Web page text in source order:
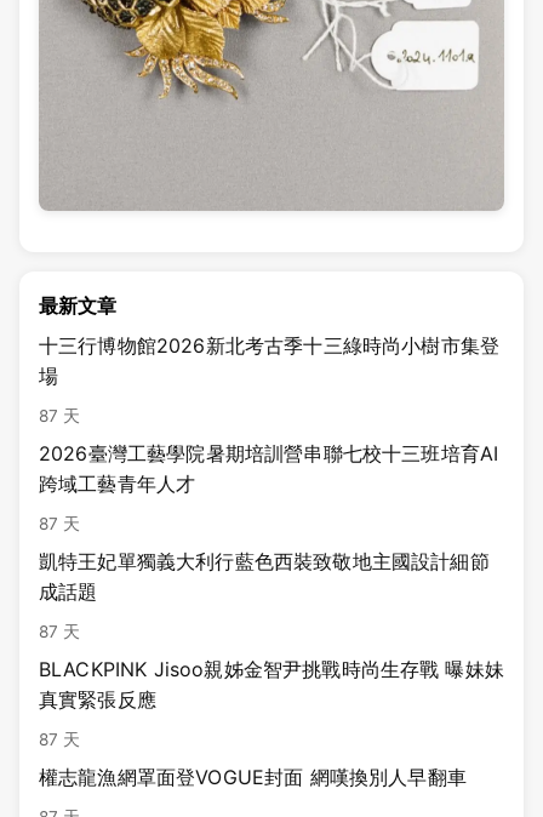
最新文章
十三行博物館2026新北考古季十三綠時尚小樹市集登
場
87 天
2026臺灣工藝學院暑期培訓營串聯七校十三班培育AI
跨域工藝青年人才
87 天
凱特王妃單獨義大利行藍色西裝致敬地主國設計細節
成話題
87 天
BLACKPINK Jisoo親姊金智尹挑戰時尚生存戰 曝妹妹
真實緊張反應
87 天
權志龍漁網罩面登VOGUE封面 網嘆換別人早翻車